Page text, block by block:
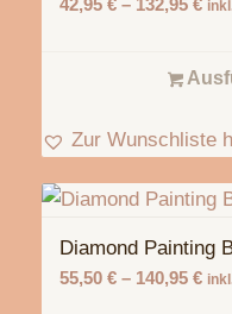
42,95 €– 132,95 €
Zur Wunschliste
Diamond Painting
55,50 €– 140,95 €